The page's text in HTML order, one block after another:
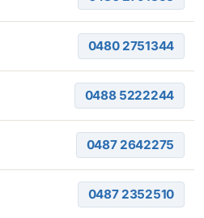
0480 2751344
0488 5222244
0487 2642275
0487 2352510